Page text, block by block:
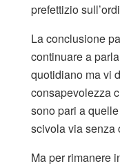
prefettizio
La conclusione
continuare a
quotidiano ma vi
consapevolezza
sono pari a
scivola via senza
Ma per rimanere